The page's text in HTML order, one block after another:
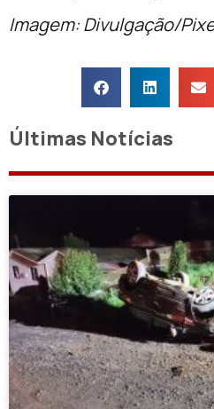
Imagem: Divulgação/
Últimas Notícias